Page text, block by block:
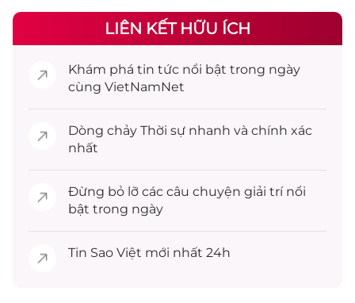
LIÊN KẾT HỮU ÍCH
Khám phá tin tức nổi bật trong ngày
cùng VietNamNet
Dòng chảy Thời sự nhanh và chính xác
nhất
Đừng bỏ lỡ các câu chuyện giải trínổi
bật trong ngày
Tin Sao Việt mới nhất 24h